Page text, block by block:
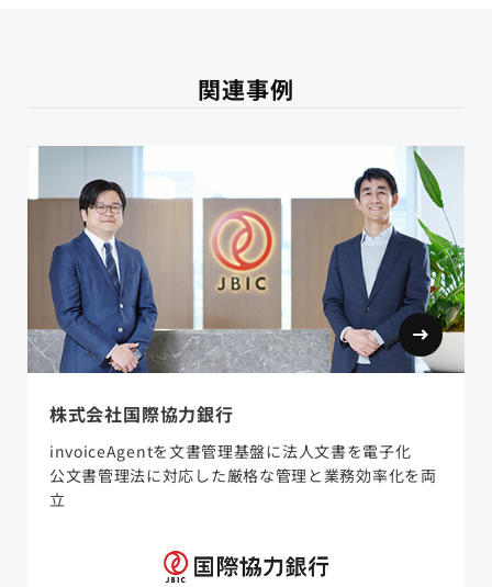
関連事例
株式会社国際協力銀行
invoiceAgentを文書管理基盤に法人文書を電子化
公文書管理法に対応した厳格な管理と業務効率化を両
立